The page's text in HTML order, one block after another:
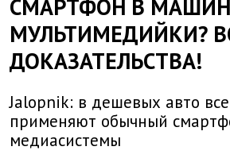
СМАРТФОН В
МУЛЬТИМЕДИЙКИ?
ДОКАЗАТЕЛЬСТВА!
Jalopnik: в дешевых авто
применяют обычный
медиасистемы